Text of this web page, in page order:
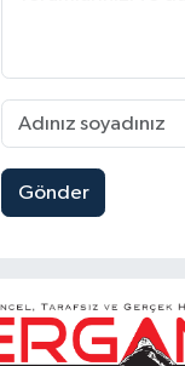
Gönder